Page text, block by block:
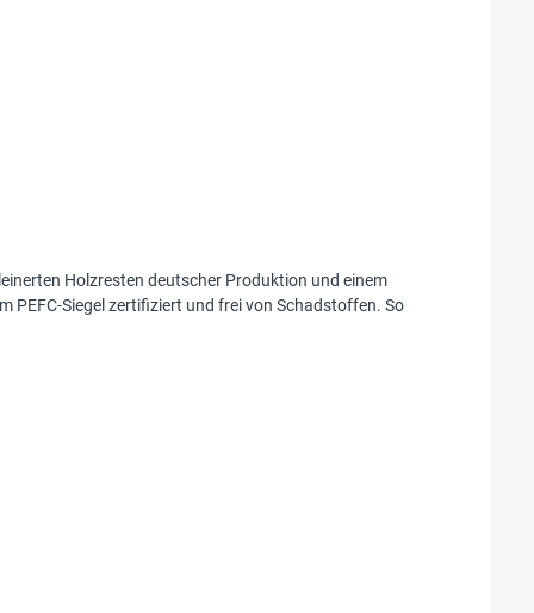
Holzresten deutscher Produktion und einem
PEFC-Siegel zertifiziert und frei von Schadstoffen. So